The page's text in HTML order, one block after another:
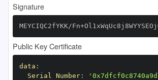
Signature
MEYCIQC2fYKK/
Public Key Certificate
data :
Serial Number: